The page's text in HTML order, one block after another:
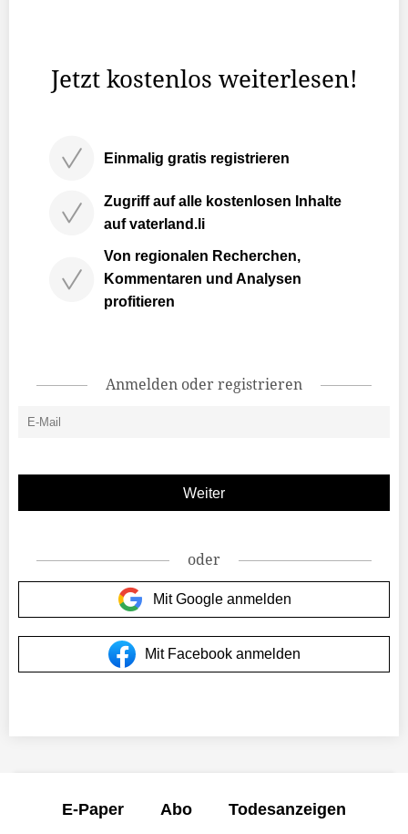
Jetzt kostenlos weiterlesen!
Einmalig gratis registrieren
Zugriff auf alle kostenlosen Inhalte
auf vaterland.li
Von regionalen Recherchen,
Kommentaren und Analysen
profitieren
Anmelden oder registrieren
oder
Mit Google anmelden
Mit Facebook anmelden
E-Paper Abo Todesanzeigen